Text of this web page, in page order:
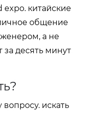
китайские
общение
а не
десять минут
вопросу. искать